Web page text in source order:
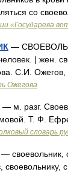
со
«Государева
—
| жен.
С.И.
Ожегова
— м. разг.
Т. Ф.
словарь
— своевольник,
своевольнику,